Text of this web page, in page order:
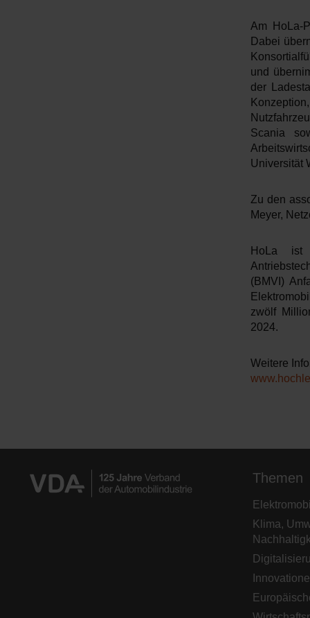
Am HoLa-
Dabei
und
der
Scania
Universität
Zu den
Meyer,
HoLa ist
(BMVI)
zwölf
2024.
Weitere
Themen
Klima,